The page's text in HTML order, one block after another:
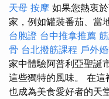
天母 按摩 如果您熱衷
家，例如罐裝番茄、當
台胞證 台中推拿推薦
骨 台北撥筋課程 戶外
家中體驗阿普利亞聖誕
這些獨特的風味。 在
也成為美食愛好者的天